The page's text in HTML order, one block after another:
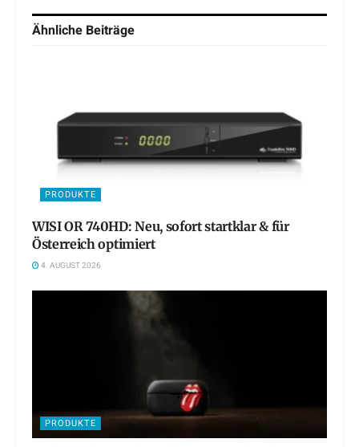
Ähnliche Beiträge
PRODUKTE
WISI OR 740HD: Neu, sofort startklar & für
Österreich optimiert
4. AUGUST 2026
PRODUKTE